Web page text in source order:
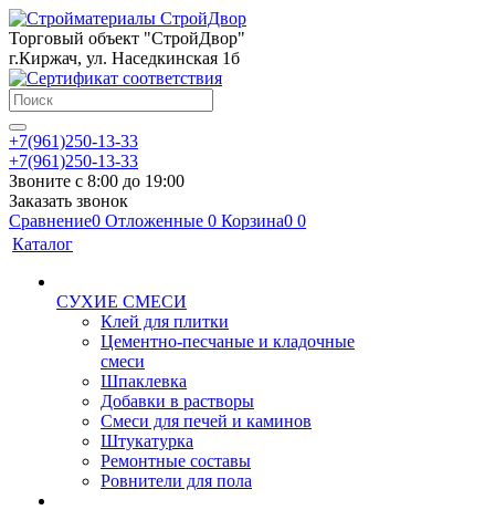
Торговый объект "СтройДвор"
г.Киржач, ул. Наседкинская 1б
+7(961)250-13-33
+7(961)250-13-33
Звоните с 8:00 до 19:00
Заказать звонок
Сравнение0 Отложенные 0 Корзина0 0
Каталог
СУХИЕ СМЕСИ
Клей для плитки
Цементно-песчаные и кладочные
смеси
Шпаклевка
Добавки в растворы
Смеси для печей и каминов
Штукатурка
Ремонтные составы
Ровнители для пола